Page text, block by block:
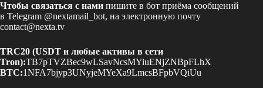
Чтобы связаться с нами пишите в бот приёма сообщений
в Telegram @nextamail_bot, на электронную почту
contact@nexta.tv
TRC20 (USDT и любые активы в сети
Tron):TB7pTVZBec9wLSavNcsMYiuENjZNBpFLhX
BTC:1NFA7bjyp3UNyjeMYeXa9LmcsBFpbVQiUu